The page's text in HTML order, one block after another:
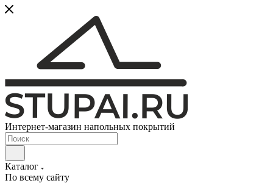
Интернет-магазин напольных покрытий
Каталог
По всему сайту